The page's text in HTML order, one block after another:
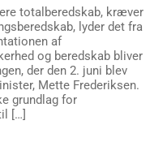
totalberedskab, kræver
lyder det fra
af
og beredskab bliver
der den 2. juni blev
Mette Frederiksen.
grundlag for
[…]